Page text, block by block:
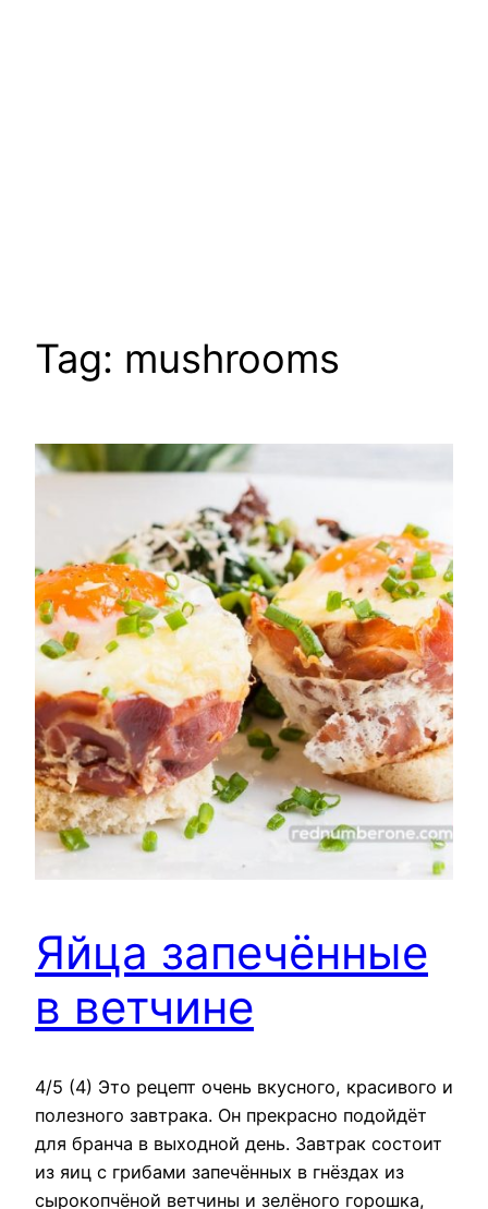
Tag: mushrooms
Яйца запечённые
в ветчине
4/5 (4) Это рецепт очень вкусного, красивого и
полезного завтрака. Он прекрасно подойдёт
для бранча в выходной день. Завтрак состоит
из яиц с грибами запечённых в гнёздах из
сырокопчёной ветчины и зелёного горошка,